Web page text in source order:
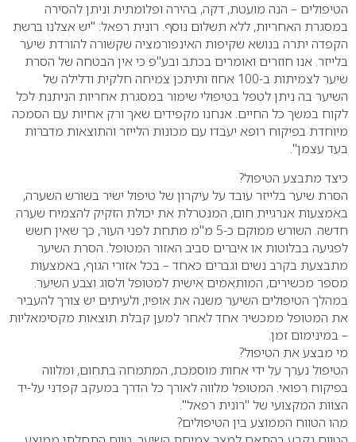
הטיפולים – הנה מועטת, דקה, בהירה ופלומתית וניתן להסירה
במסגרת האחריות, ללא תשלום נוסף. רונית רפאל: "יש אצלנו ברשת
הקפדה יתרה בנושא שקיפות האינפורמציה שקשורה להורדת שיער
בלייזר. אנו חוזרים ואומרים בכתב ובע"פ כי אין הבטחה של הסרת
שיער לצמיתות ב-100 אחוז ותיתכן צמיחה חלקית ודלילה של
השיער בה ניתן לטפל בטיפולי שימור במסגרת אחריות הניתנת לכל
לקוח במשך כל החיים. אנחנו מקפידים שאך ורק אחיות עם הסמכה
מיוחדת בפיקוח רופא יעבדו עם מכונות הלייזר והתוצאות מדברות
בעד עצמן".
כיצד מתבצע הטיפול?
הסרת שיער בלייזר עובד על עיקרון של טיפול ישיר בשורש השערה,
באמצעות אנרגיית חום, המנטרלת את יכולת הזקיק להצמיח שערה
חדשה. השורש ממוקם כ-5 מ"מ מתחת לפני העור, כך שאין חשש
לפגיעה בבלוטות או איברים סביב האזור המטופל. הסרת השיער
מתבצעת בקרב נשים וגברים כאחד – בכל אזורי הגוף, באמצעות
מספר מכשירים, המותאמים אישית למטופל ולסוג וצבע השיער.
במהלך הטיפולים השיער משנה את אופיו, ולעיתים יש צורך להעביר
את המטופל ממכשיר אחד לאחר למען קבלת תוצאות מקסימאליות
– במינימום זמן.
מי מבצע את הטיפול?
הטיפול נערך על ידי אחות מוסמכת, המתמחה בתחום, ומלווה
בפיקוח רפואי. המטופל מלווה לאורך כל הדרך במעקב קפדני על-יד
הצוות המקצועי של "רונית רפאל".
מהו הטווח הממוצע בין הטיפולים?